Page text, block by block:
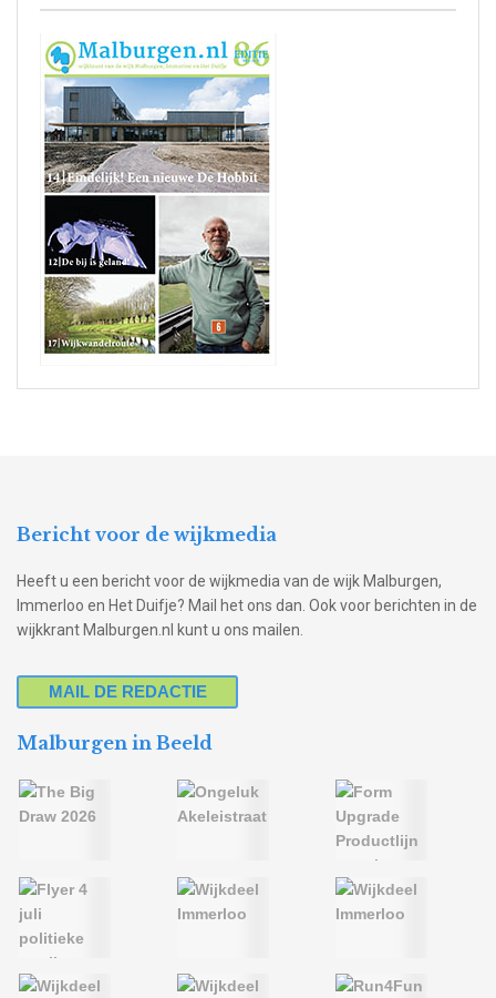
Bericht voor de wijkmedia
Heeft u een bericht voor de wijkmedia van de wijk Malburgen,
Immerloo en Het Duifje? Mail het ons dan. Ook voor berichten in de
wijkkrant Malburgen.nl kunt u ons mailen.
MAIL DE REDACTIE
Malburgen in Beeld